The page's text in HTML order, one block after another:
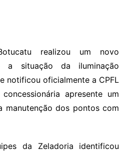
realizou um novo
a situação da iluminação
notificou oficialmente a CPFL
apresente um
manutenção dos pontos com
da Zeladoria identificou